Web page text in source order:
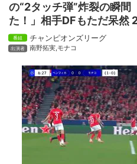
の“2タッチ弾”炸裂の瞬間
た！」相手DFもただ呆然
チャンピオンズリーグ
南野拓実,モナコ